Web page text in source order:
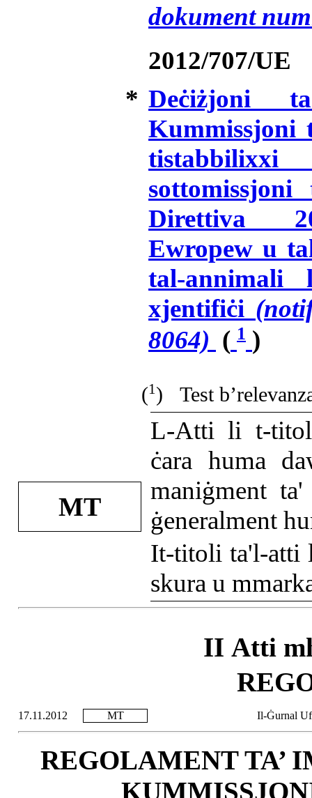
dokument
2012/707/UE
* Deċiżjoni
Kummissjoni
Direttiva
Ewropew u
tal-annimali
xjentifiċi
8064) ( 1 )
(1 ) Test
MT
L-Atti li t-titoli
ċara huma
maniġment
ġeneralment
It-titoli ta'l-atti
skura u
II Atti
17.11.2012 MT Il-Ġurnal
REGOLAMENT TA’